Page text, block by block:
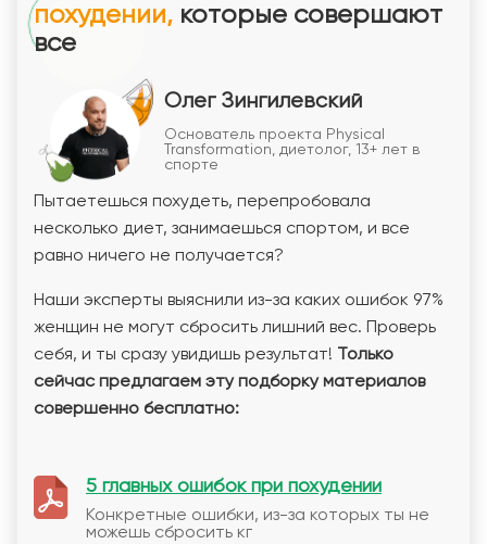
похудении, которые совершают
все
Олег Зингилевский
Основатель проекта Physical
Transformation, диетолог, 13+ лет в
спорте
Пытаетешься похудеть, перепробовала
несколько диет, занимаешься спортом, и все
равно ничего не получается?
Наши эксперты выяснили из-за каких ошибок 97%
женщин не могут сбросить лишний вес. Проверь
себя, и ты сразу увидишь результат! Только
сейчас предлагаем эту подборку материалов
совершенно бесплатно:
5 главных ошибок при похудении
Конкретные ошибки, из-за которых ты не
можешь сбросить кг